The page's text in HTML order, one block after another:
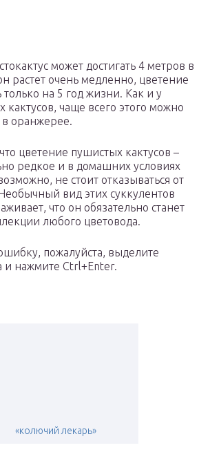
может достигать 4 метров в
растет очень медленно, цветение
только на 5 год жизни. Как и у
кактусов, чаще всего этого можно
в оранжерее.
цветение пушистых кактусов –
редкое и в домашних условиях
не стоит отказываться от
вид этих суккулентов
что он обязательно станет
любого цветовода.
пожалуйста, выделите
и нажмите Ctrl+Enter.
«колючий лекарь»